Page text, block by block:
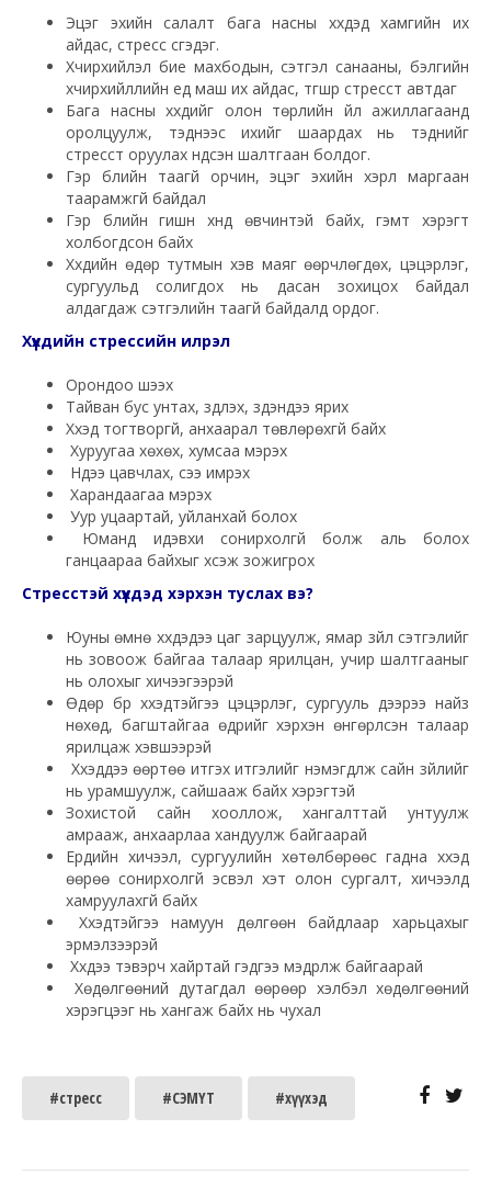
Эцэг эхийн салалт бага насны хүүхдэд хамгийн их
айдас, стресс үүсгэдэг.
Хүчирхийлэл бие махбодын, сэтгэл санааны, бэлгийн
хүчирхийллийн үед маш их айдас, түгшүүр стресст автдаг
Бага насны хүүхдийг олон төрлийн үйл ажиллагаанд
оролцуулж, тэднээс ихийг шаардах нь тэднийг
стресст оруулах үндсэн шалтгаан болдог.
Гэр бүлийн таагүй орчин, эцэг эхийн хэрүүл маргаан
таарамжгүй байдал
Гэр бүлийн гишүүн хүнд өвчинтэй байх, гэмт хэрэгт
холбогдсон байх
Хүүхдийн өдөр тутмын хэв маяг өөрчлөгдөх, цэцэрлэг,
сургуульд солигдох нь дасан зохицох байдал
алдагдаж сэтгэлийн таагүй байдалд ордог.
Хүүхдийн стрессийн илрэл
Орондоо шээх
Тайван бус унтах, зүүдлэх, зүүдэндээ ярих
Хүүхэд тогтворгүй, анхаарал төвлөрөхгүй байх
Хуруугаа хөхөх, хумсаа мэрэх
Нүдээ цавчлах, үсээ имрэх
Харандаагаа мэрэх
Уур уцаартай, уйланхай болох
Юманд идэвхи сонирхолгүй болж аль болох
ганцаараа байхыг хүсэж зожигрох
Стресстэй хүүхдэд хэрхэн туслах вэ?
Юуны өмнө хүүхдэдээ цаг зарцуулж, ямар зүйл сэтгэлийг
нь зовоож байгаа талаар ярилцан, учир шалтгааныг
нь олохыг хичээгээрэй
Өдөр бүр хүүхэдтэйгээ цэцэрлэг, сургууль дээрээ найз
нөхөд, багштайгаа өдрийг хэрхэн өнгөрүүлсэн талаар
ярилцаж хэвшээрэй
Хүүхэддээ өөртөө итгэх итгэлийг нэмэгдүүлж сайн зүйлийг
нь урамшуулж, сайшааж байх хэрэгтэй
Зохистой сайн хооллож, хангалттай унтуулж
амрааж, анхаарлаа хандуулж байгаарай
Ердийн хичээл, сургуулийн хөтөлбөрөөс гадна хүүхэд
өөрөө сонирхолгүй эсвэл хэт олон сургалт, хичээлд
хамруулахгүй байх
Хүүхэдтэйгээ намуун дөлгөөн байдлаар харьцахыг
эрмэлзээрэй
Хүүхдээ тэвэрч хайртай гэдгээ мэдрүүлж байгаарай
Хөдөлгөөний дутагдал өөрөөр хэлбэл хөдөлгөөний
хэрэгцээг нь хангаж байх нь чухал
#стресс #СЭМҮТ #хүүхэд